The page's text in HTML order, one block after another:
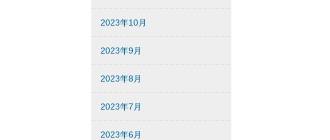
2023年10月
2023年9月
2023年8月
2023年7月
2023年6月